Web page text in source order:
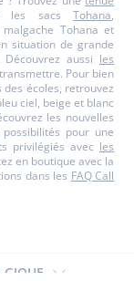
les sacsTohana,
Tohana et
situation de grande
aussi les
Pour bien
écoles, retrouvez
ciel, beige et blanc
les nouvelles
pour une
privilégiés avec les
en boutique avec la
dans les FAQ Call